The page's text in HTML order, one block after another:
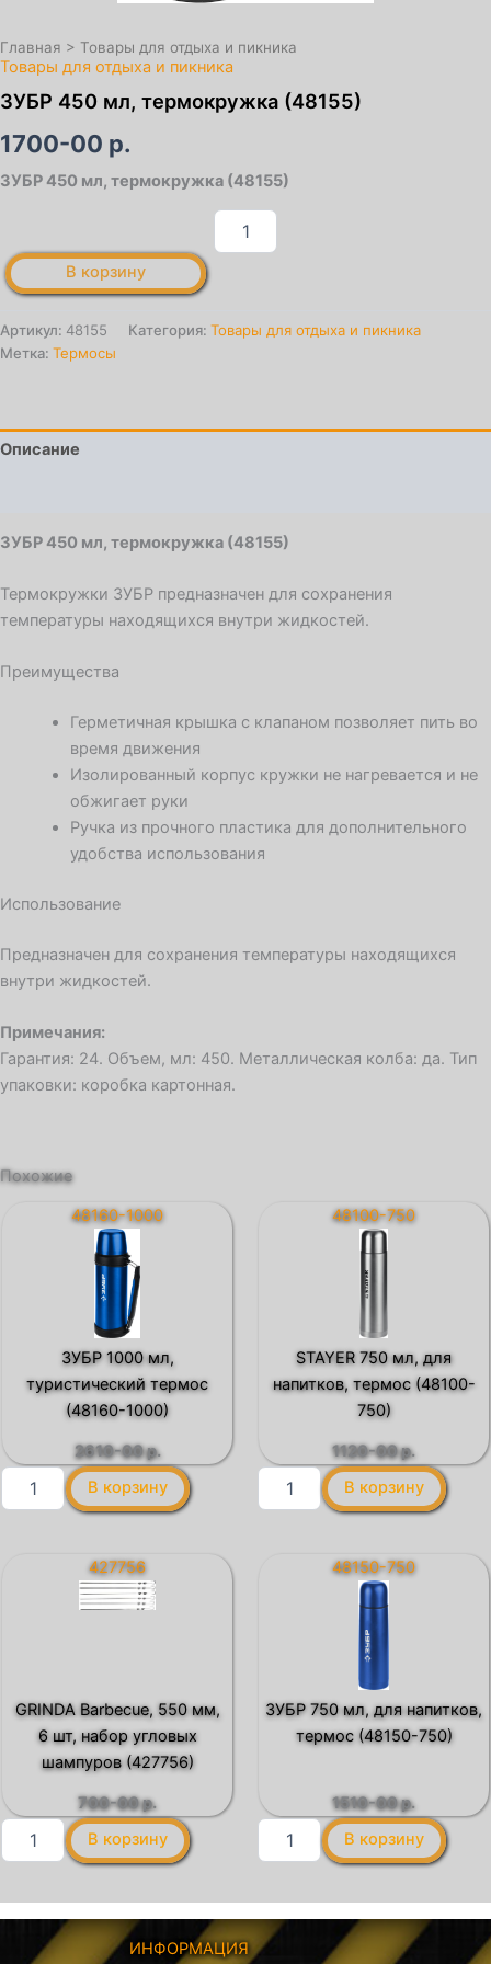
Главная > Товары для отдыха и пикника
Товары для отдыха и пикника
ЗУБР 450 мл, термокружка (48155)
1700-00 р.
ЗУБР 450 мл, термокружка (48155)
Количество
товара
термокружка
В корзину
Артикул: 48155 Категория: Товары для отдыха и пикника
Метка: Термосы
Описание
ЗУБР 450 мл, термокружка (48155)
Термокружки ЗУБР предназначен для сохранения
температуры находящихся внутри жидкостей.
Преимущества
Герметичная крышка с клапаном позволяет пить во
время движения
Изолированный корпус кружки не нагревается и не
обжигает руки
Ручка из прочного пластика для дополнительного
удобства использования
Использование
Предназначен для сохранения температуры находящихся
внутри жидкостей.
Примечания:
Гарантия: 24. Объем, мл: 450. Металлическая колба: да. Тип
упаковки: коробка картонная.
Похожие
48160-1000
ЗУБР 1000 мл,
туристический термос
(48160-1000)
2610-00р.
Количество
товара
туристический
В корзину
48100-750
STAYER 750 мл, для
напитков, термос (48100-
750)
1120-00р.
Количество
товара
В корзину
427756
GRINDA Barbecue, 550 мм,
6 шт, набор угловых
шампуров (427756)
700-00р.
Количество
товара
550
В корзину
48150-750
ЗУБР 750 мл, для напитков,
термос (48150-750)
1510-00р.
Количество
товара
мл,
для
напитков,
В корзину
ИНФОРМАЦИЯ